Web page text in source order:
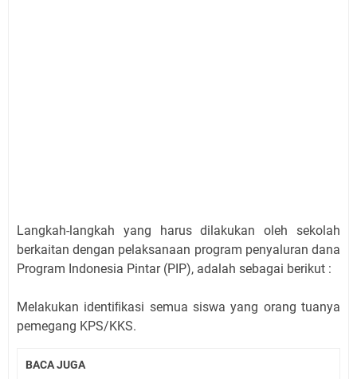
Langkah-langkah yang harus dilakukan oleh sekolah
berkaitan dengan pelaksanaan program penyaluran dana
Program Indonesia Pintar (PIP), adalah sebagai berikut :
Melakukan identiﬁkasi semua siswa yang orang tuanya
pemegang KPS/KKS.
BACA JUGA